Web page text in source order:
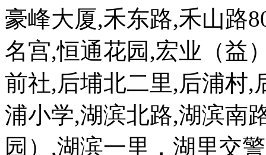
豪峰大厦,禾东路,禾山路
名宫,恒通花园,宏业（益
前社,后埔北二里,后浦村,
浦小学,湖滨北路,湖滨南
园）,湖滨一里，湖里交